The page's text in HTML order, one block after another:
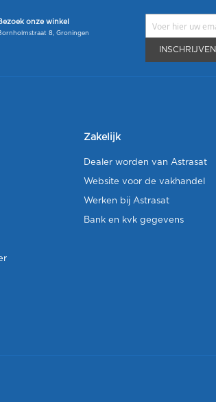
onze winkel
8, Groningen
INSCHRIJVEN
Zakelijk
Dealer worden van Astrasat
Website voor de vakhandel
Werken bij Astrasat
Bank en kvk gegevens